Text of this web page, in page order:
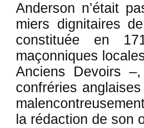
Anderson n’était
miers dignitaires
cons­ti­tuée en
maçonniques
Anciens De­voirs
confréries
la rédaction de son